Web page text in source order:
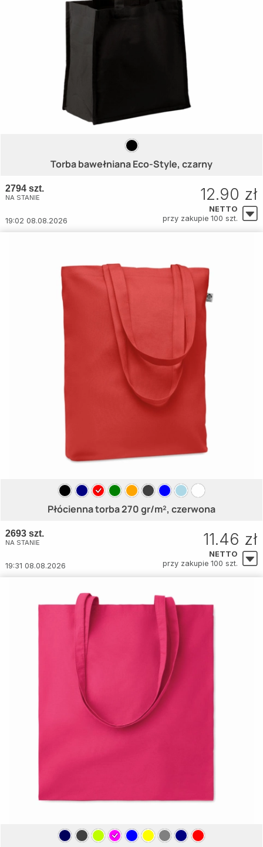
Torba bawełniana Eco-Style, czarny
2794 szt.
NA STANIE
19:02 08.08.2026
12.90 zł
NETTO
przy zakupie 100 szt.
Płócienna torba 270 gr/m², czerwona
2693 szt.
NA STANIE
19:31 08.08.2026
11.46 zł
NETTO
przy zakupie 100 szt.